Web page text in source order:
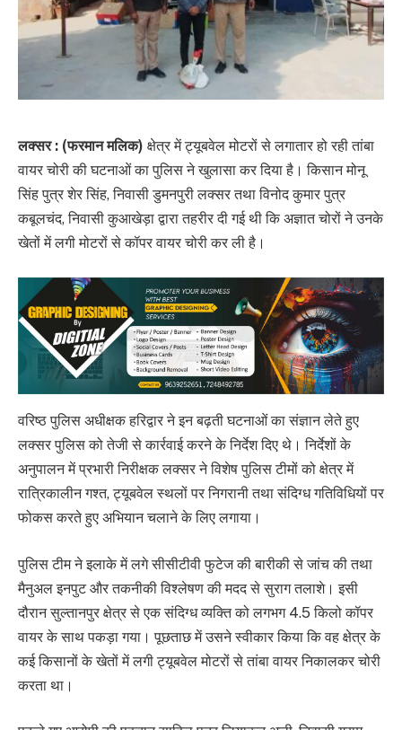
लक्सर : (फरमान मलिक) क्षेत्र में ट्यूबवेल मोटरों से लगातार हो रही तांबा
वायर चोरी की घटनाओं का पुलिस ने खुलासा कर दिया है। किसान मोनू
सिंह पुत्र शेर सिंह, निवासी डुमनपुरी लक्सर तथा विनोद कुमार पुत्र
कबूलचंद, निवासी कुआखेड़ा द्वारा तहरीर दी गई थी कि अज्ञात चोरों ने उनके
खेतों में लगी मोटरों से कॉपर वायर चोरी कर ली है।
वरिष्ठ पुलिस अधीक्षक हरिद्वार ने इन बढ़ती घटनाओं का संज्ञान लेते हुए
लक्सर पुलिस को तेजी से कार्रवाई करने के निर्देश दिए थे। निर्देशों के
अनुपालन में प्रभारी निरीक्षक लक्सर ने विशेष पुलिस टीमों को क्षेत्र में
रात्रिकालीन गश्त, ट्यूबवेल स्थलों पर निगरानी तथा संदिग्ध गतिविधियों पर
फोकस करते हुए अभियान चलाने के लिए लगाया।
पुलिस टीम ने इलाके में लगे सीसीटीवी फुटेज की बारीकी से जांच की तथा
मैनुअल इनपुट और तकनीकी विश्लेषण की मदद से सुराग तलाशे। इसी
दौरान सुल्तानपुर क्षेत्र से एक संदिग्ध व्यक्ति को लगभग 4.5 किलो कॉपर
वायर के साथ पकड़ा गया। पूछताछ में उसने स्वीकार किया कि वह क्षेत्र के
कई किसानों के खेतों में लगी ट्यूबवेल मोटरों से तांबा वायर निकालकर चोरी
करता था।